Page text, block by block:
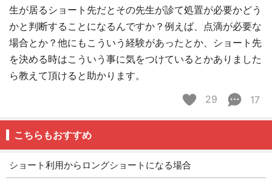
生が居るショート先だとその先生が診て処置が必要かどう
かと判断することになるんですか？例えば、点滴が必要な
場合とか？他にもこういう経験があったとか、ショート先
を決める時はこういう事に気をつけているとかありました
ら教えて頂けると助かります。
29
17
こちらもおすすめ
ショート利用からロングショートになる場合